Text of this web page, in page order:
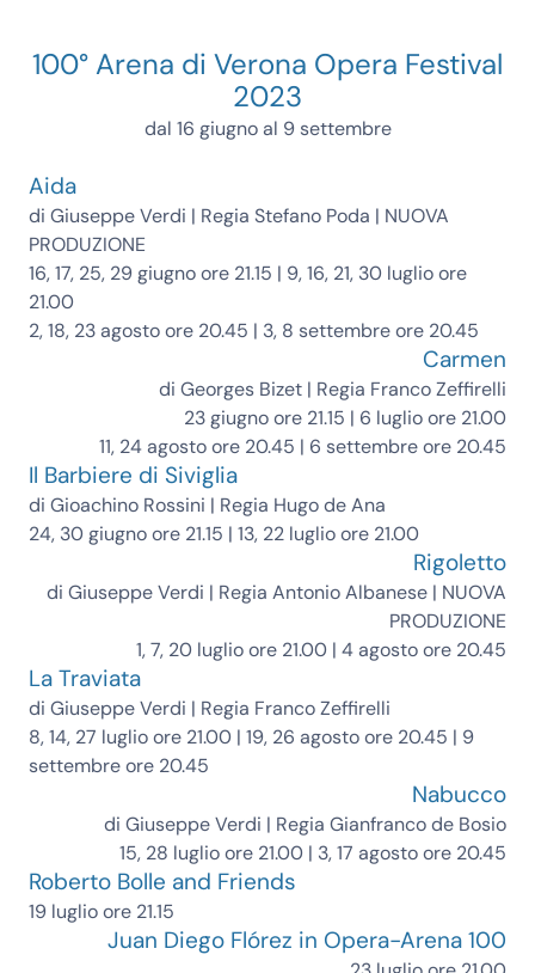
100° Arena di Verona Opera Festival
2023
dal 16 giugno al 9 settembre
Aida
di Giuseppe Verdi | Regia Stefano Poda | NUOVA
PRODUZIONE
16, 17, 25, 29 giugno ore 21.15 | 9, 16, 21, 30 luglio ore
21.00
2, 18, 23 agosto ore 20.45 | 3, 8 settembre ore 20.45
Carmen
di Georges Bizet | Regia Franco Zeffirelli
23 giugno ore 21.15 | 6 luglio ore 21.00
11, 24 agosto ore 20.45 | 6 settembre ore 20.45
Il Barbiere di Siviglia
di Gioachino Rossini | Regia Hugo de Ana
24, 30 giugno ore 21.15 | 13, 22 luglio ore 21.00
Rigoletto
di Giuseppe Verdi | Regia Antonio Albanese | NUOVA
PRODUZIONE
1, 7, 20 luglio ore 21.00 | 4 agosto ore 20.45
La Traviata
di Giuseppe Verdi | Regia Franco Zeffirelli
8, 14, 27 luglio ore 21.00 | 19, 26 agosto ore 20.45 | 9
settembre ore 20.45
Nabucco
di Giuseppe Verdi | Regia Gianfranco de Bosio
15, 28 luglio ore 21.00 | 3, 17 agosto ore 20.45
Roberto Bolle and Friends
19 luglio ore 21.15
Juan Diego Flórez in Opera-Arena 100